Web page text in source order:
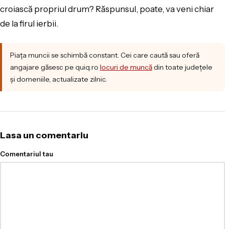
croiască propriul drum? Răspunsul, poate, va veni chiar
de la firul ierbii.
Piața muncii se schimbă constant. Cei care caută sau oferă
angajare găsesc pe quiq.ro locuri de muncădin toate județele
și domeniile, actualizate zilnic.
Lasa un comentariu
Comentariul tau